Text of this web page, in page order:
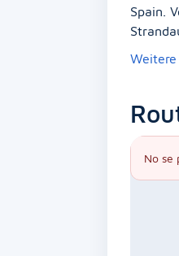
Spain.
Weitere
No se